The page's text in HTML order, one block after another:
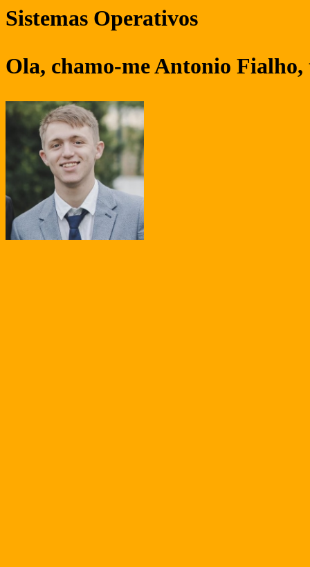
Sistemas Operativos
Ola, chamo-me Antonio Fialho,